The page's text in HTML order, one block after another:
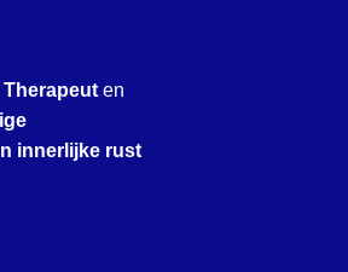
en
innerlijke rust